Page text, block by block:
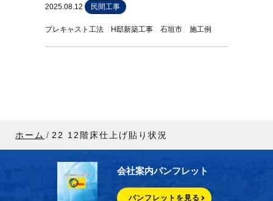
2025.08.12 民間工事
プレキャスト工法 H邸新築工事 石垣市 施工例
ホーム 22 12階床仕上げ貼り状況
会社案内パンフレット
パンフレットを見る